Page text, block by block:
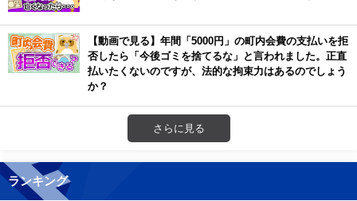
【動画で見る】年間「5000円」の町内会費の支払いを拒
否したら「今後ゴミを捨てるな」と言われました。正直
払いたくないのですが、法的な拘束力はあるのでしょう
か？
さらに見る
ランキング